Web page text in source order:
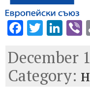
F
e
b
T
it
te
Li
k
e
December
Category: